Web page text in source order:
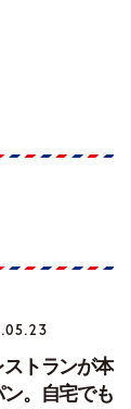
トランが本
。自宅でも